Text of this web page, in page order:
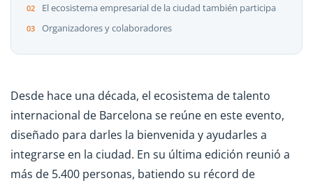
El ecosistema empresarial de la ciudad también participa
Organizadores y colaboradores
Desde hace una década, el ecosistema de talento
internacional de Barcelona se reúne en este evento,
diseñado para darles la bienvenida y ayudarles a
integrarse en la ciudad. En su última edición reunió a
más de 5.400 personas, batiendo su récord de